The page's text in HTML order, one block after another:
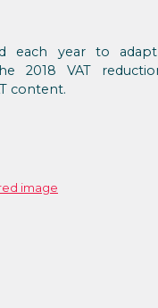
each year to
2018 VAT
content.